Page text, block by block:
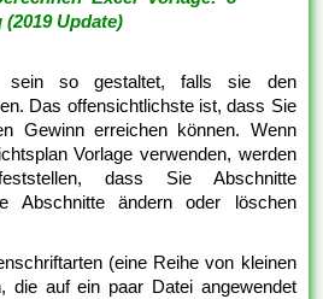
Update)
sein so gestaltet, falls sie den
Das offensichtlichste ist, dass Sie
Gewinn erreichen können. Wenn
Vorlage verwenden, werden
dass Sie Abschnitte
Abschnitte ändern oder löschen
(eine Reihe von kleinen
die auf ein paar Datei angewendet